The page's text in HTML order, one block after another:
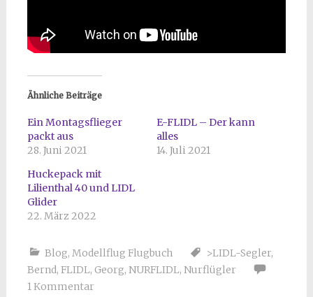
Ähnliche Beiträge
Ein Montagsflieger
packt aus
28. Juni 2021
E-FLIDL – Der kann
alles
14. Juli 2021
Huckepack mit
Lilienthal 40 und LIDL
Glider
22. März 2022
Blog, Modellflug Flugbuch >LIDL-Segler,
Bernd, FLIDL, Georg, NURFLIDL, Nurflügler
1 Kommentar